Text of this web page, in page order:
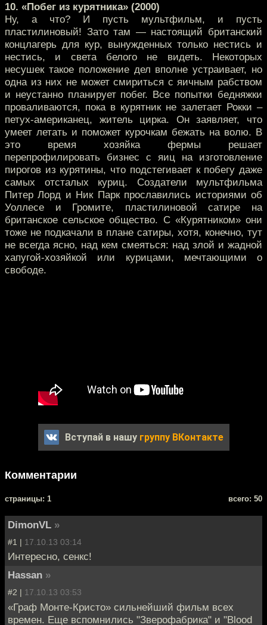
10. «Побег из курятника» (2000)
Ну, а что? И пусть мультфильм, и пусть
пластилиновый! Зато там — настоящий британский
концлагерь для кур, вынужденных только нестись и
нестись, и света белого не видеть. Некоторых
несушек такое положение дел вполне устраивает, но
одна из них не может смириться с яичным рабством
и неустанно планирует побег. Все попытки бедняжки
проваливаются, пока в курятник не залетает Рокки –
петух-американец, житель цирка. Он заявляет, что
умеет летать и поможет курочкам бежать на волю. В
это время хозяйка фермы решает
перепрофилировать бизнес с яиц на изготовление
пирогов из курятины, что подстегивает к побегу даже
самых отсталых куриц. Создатели мультфильма
Питер Лорд и Ник Парк прославились историями об
Уоллесе и Громите, пластилиновой сатире на
британское сельское общество. С «Курятником» они
тоже не подкачали в плане сатиры, хотя, конечно, тут
не всегда ясно, над кем смеяться: над злой и жадной
хапугой-хозяйкой или курицами, мечтающими о
свободе.
Вступай в нашу группу ВКонтакте
Комментарии
cтраницы: 1 всего: 50
DimonVL »
#1 | 17.10.13 03:14
Интересно, сенкс!
Hassan »
#2 | 17.10.13 03:53
«Граф Монте-Кристо» сильнейший фильм всех
времен. Еще вспомнились "Зверофабрика" и "Blood